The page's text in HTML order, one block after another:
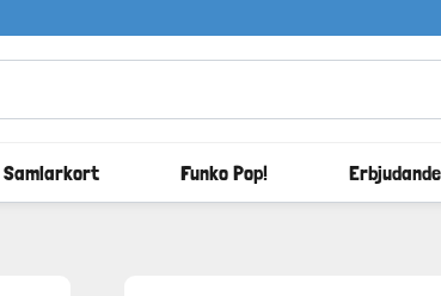
Samlarkort Funko Pop! Erbjudande